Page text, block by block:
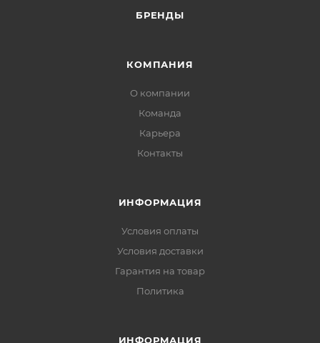
БРЕНДЫ
КОМПАНИЯ
О компании
Команда
Карьера
Контакты
ИНФОРМАЦИЯ
Условия оплаты
Условия доставки
Гарантия на товар
Политика
ИНФОРМАЦИЯ